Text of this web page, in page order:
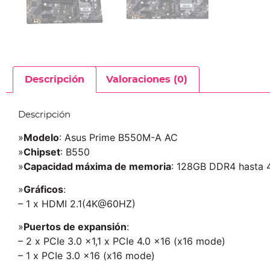
Descripción Valoraciones (0)
Descripción
»Modelo: Asus Prime B550M-A AC
»Chipset: B550
»Capacidad máxima de memoria: 128GB DDR4 hasta
»Gráficos:
– 1 x HDMI 2.1(4K@60HZ)
»Puertos de expansión:
– 2 x PCIe 3.0 x1,1 x PCIe 4.0 x16 (x16 mode)
– 1 x PCIe 3.0 x16 (x16 mode)